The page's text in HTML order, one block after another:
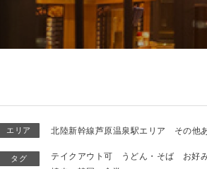
エリア 北陸新幹線芦原温泉駅エリア その他
タグ テイクアウト可 うどん・そば お好